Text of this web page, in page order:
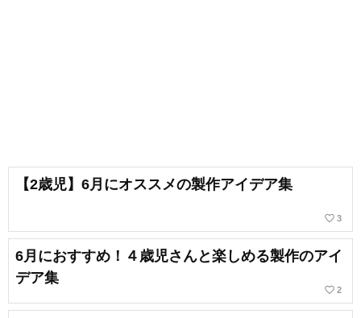
【2歳児】6月にオススメの製作アイデア集
favorite_border 3
6月におすすめ！４歳児さんと楽しめる製作のアイ
デア集
favorite_border 2